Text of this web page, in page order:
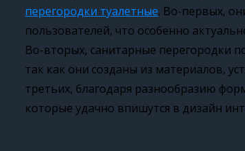
перегородки туалетные. Во-первых,
пользователей, что особенно
Во-вторых, санитарные перегородки
так как они созданы из материалов,
третьих, благодаря разнообразию
которые удачно впишутся в дизайн